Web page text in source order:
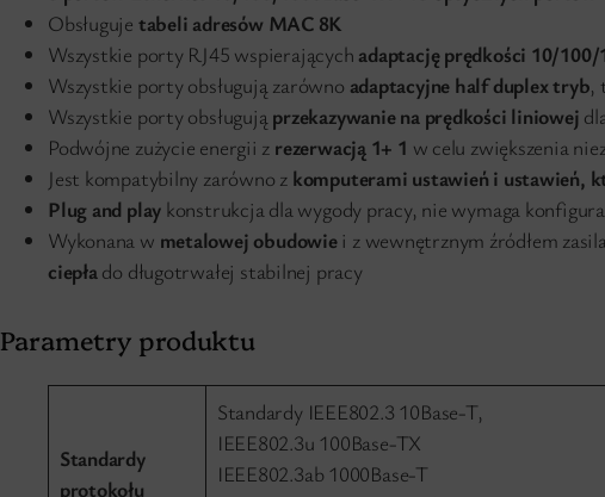
Obsługuje tabeli adresów MAC 8K
Wszystkie porty RJ45 wspierających adaptację prędkości 10/
Wszystkie porty obsługują zarówno adaptacyjne half duplex tryb,
Wszystkie porty obsługująprzekazywanie na prędkości liniowej
Podwójne zużycie energii z rezerwacją 1+ 1 w celu zwiększenia
Jest kompatybilny zarówno z komputerami ustawień i ustawień,
Plug and play konstrukcja dla wygody pracy, nie wymaga
Wykonana w metalowej obudowiei z wewnętrznym źródłem
ciepłado długotrwałej stabilnej pracy
Parametry produktu
Standardy
protokołu
Standardy IEEE802.3 10Base-T,
IEEE802.3u 100Base-TX
IEEE802.3ab 1000Base-T